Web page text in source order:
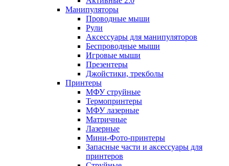
Манипуляторы
Проводные мыши
Рули
Аксессуары для манипуляторов
Беспроводные мыши
Игровые мыши
Презентеры
Джойстики, трекболы
Принтеры
МФУ струйные
Термопринтеры
МФУ лазерные
Матричные
Лазерные
Мини-Фото-принтеры
Запасные части и аксессуары для
принтеров